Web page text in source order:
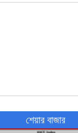
শেয়ার বাজার